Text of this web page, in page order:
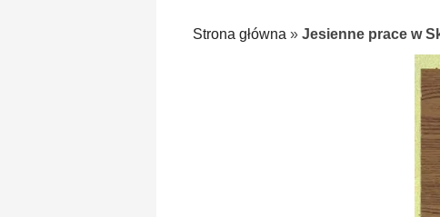
Strona główna » Jesienne prace w